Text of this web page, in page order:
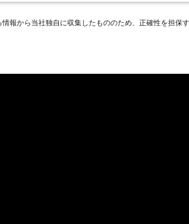
報から当社独⾃に収集したもののため、正確性を担保